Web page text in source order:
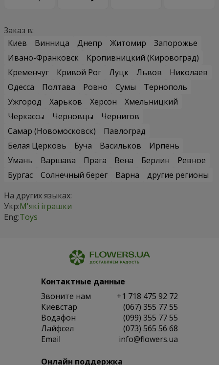
Заказ в:
Киев
Винница Днепр Житомир
Запорожье
Ивано-Франковск
Кропивницкий (Кировоград)
Кременчуг
Кривой Рог Луцк Львов
Николаев
Одесса
Полтава Ровно Сумы
Тернополь
Ужгород
Харьков Херсон
Хмельницкий
Черкассы
Черновцы
Чернигов
Самар (Новомосковск)
Павлоград
Белая Церковь
Буча Васильков
Ирпень
Умань
Варшава Прага Вена Берлин
Ревное
Бургас
Солнечный берег Варна
другие регионы
На других языках:
Укр:М'які іграшки
Eng:Toys
Контактные данные
Звоните нам
+1 718 475 92 72
Киевстар
(067) 355 77 55
Водафон
(099) 355 77 55
Лайфсел
(073) 565 56 68
Email
info@flowers.ua
Онлайн поддержка